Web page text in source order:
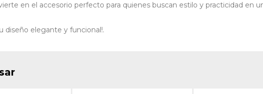
en el accesorio perfecto para quienes buscan estilo y practicidad en
diseño elegante y funcional!.